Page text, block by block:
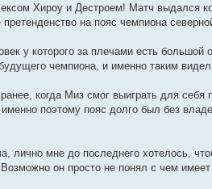
Хироу и Дестроем! Матч выдался
на пояс чемпиона
у которого за плечами есть большой
чемпиона, и именно таким видел
когда Миз смог выиграть для
поэтому пояс долго был без
лично мне до последнего хотелось,
он просто не понял с чем